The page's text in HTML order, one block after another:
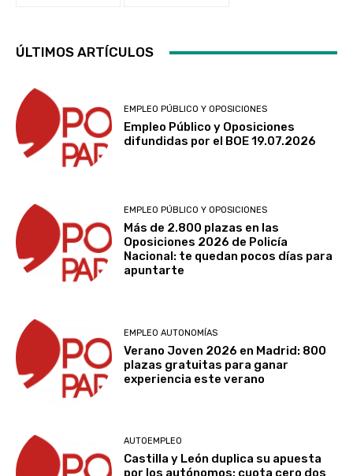
ÚLTIMOS ARTÍCULOS
EMPLEO PÚBLICO Y OPOSICIONES
Empleo Público y Oposiciones
difundidas por el BOE 19.07.2026
EMPLEO PÚBLICO Y OPOSICIONES
Más de 2.800 plazas en las
Oposiciones 2026 de Policía
Nacional: te quedan pocos días para
apuntarte
EMPLEO AUTONOMÍAS
Verano Joven 2026 en Madrid: 800
plazas gratuitas para ganar
experiencia este verano
AUTOEMPLEO
Castilla y León duplica su apuesta
por los autónomos: cuota cero dos